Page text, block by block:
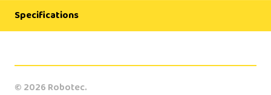
Specifications
© 2026 Robotec.